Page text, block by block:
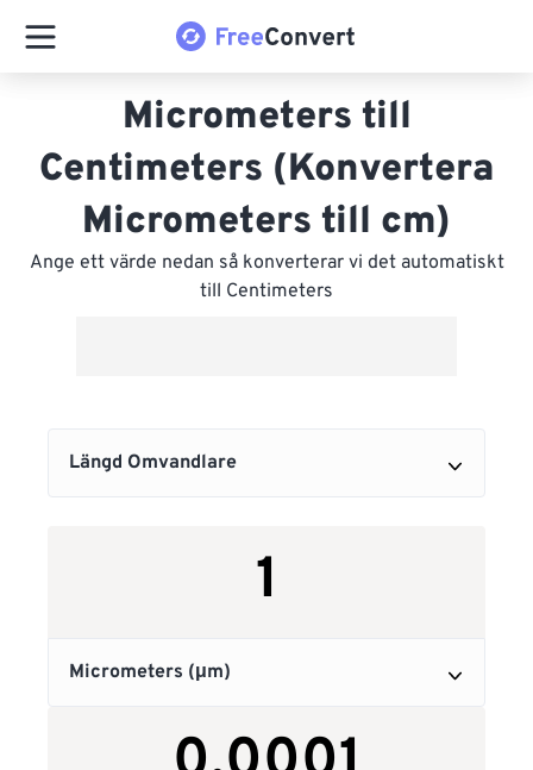
Micrometers till
Centimeters (Konvertera
Micrometers till cm)
Ange ett värde nedan så konverterar vi det automatiskt
till Centimeters